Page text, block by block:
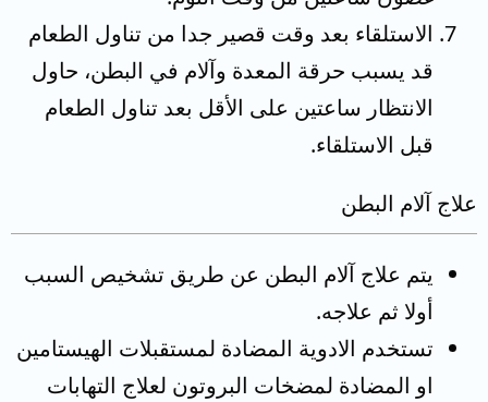
الاستلقاء بعد وقت قصير جدا من تناول الطعام
قد يسبب حرقة المعدة وآلام في البطن، حاول
الانتظار ساعتين على الأقل بعد تناول الطعام
قبل الاستلقاء.
علاج آلام البطن
يتم علاج آلام البطن عن طريق تشخيص السبب
أولا ثم علاجه.
تستخدم الادوية المضادة لمستقبلات الهيستامين
او المضادة لمضخات البروتون لعلاج التهابات